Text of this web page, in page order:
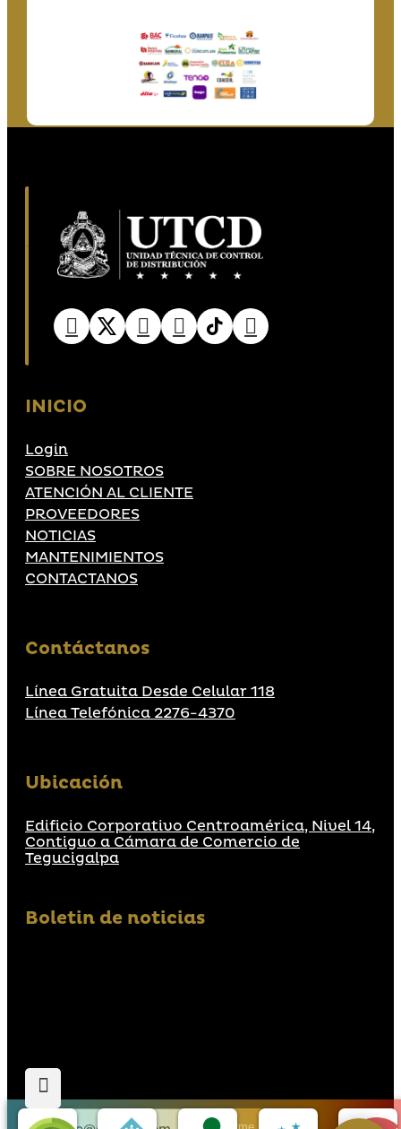
INICIO
Login
SOBRE NOSOTROS
ATENCIÓN AL CLIENTE
PROVEEDORES
NOTICIAS
MANTENIMIENTOS
CONTACTANOS
Contáctanos
Línea Gratuita Desde Celular 118
Línea Telefónica 2276-4370
Ubicación
Edificio Corporativo Centroamérica, Nivel 14,
Contiguo a Cámara de Comercio de
Tegucigalpa
Boletin de noticias